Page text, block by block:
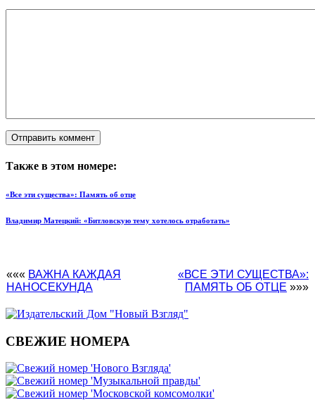
Также в этом номере:
«Все эти существа»: Память об отце
Владимир Матецкий: «Битловскую тему хотелось отработать»
««« ВАЖНА КАЖДАЯ
НАНОСЕКУНДА
«ВСЕ ЭТИ СУЩЕСТВА»:
ПАМЯТЬ ОБ ОТЦЕ »»»
СВЕЖИЕ НОМЕРА